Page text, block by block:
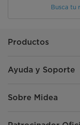
Busca tu
Productos
Ayuda y Soporte
Sobre Midea